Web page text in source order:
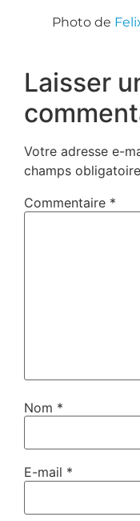
Photo de
Laisser
Votre adresse e-
champs
Commentaire *
Nom *
E-mail *